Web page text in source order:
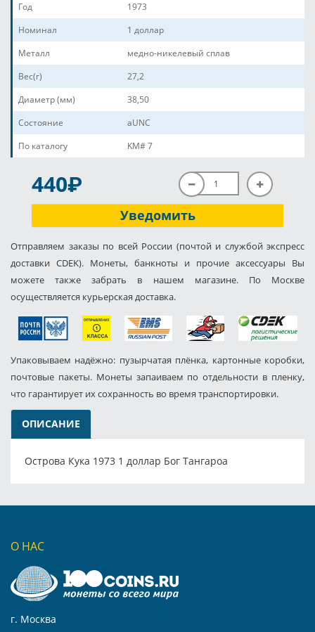
Год
1973
Номинал
1 доллар
Металл
медно-никелевый сплав
Вес(г)
27,2
Диаметр (мм)
38,50
Состояние
aUNC
По каталогу
KM# 7
440P
Уведомить
Отправляем заказы по всей России (почтой и службой экспресс
доставки CDEK). Монеты, банкноты и прочие аксессуары Вы
можете также забрать в нашем магазине. По Москве
осуществляется курьерская доставка.
Упаковываем надёжно: пузырчатая плёнка, картонные коробки,
почтовые пакеты. Монеты запаиваем по отдельности в пленку,
что гарантирует их сохранность во время транспортировки.
ОПИСАНИЕ
Острова Кука 1973 1 доллар Бог Тангароа
О НАС
г. Москва